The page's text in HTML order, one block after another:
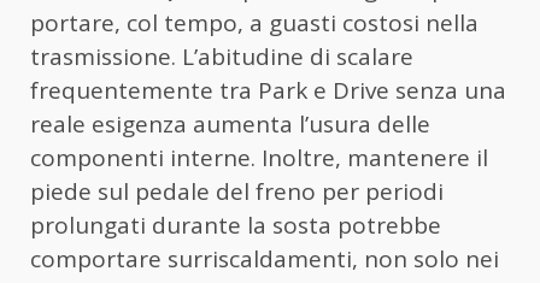
portare, col tempo, a guasti costosi nella
trasmissione. L’abitudine di scalare
frequentemente tra Park e Drive senza una
reale esigenza aumenta l’usura delle
componenti interne. Inoltre, mantenere il
piede sul pedale del freno per periodi
prolungati durante la sosta potrebbe
comportare surriscaldamenti, non solo nei